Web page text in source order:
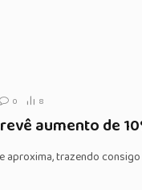
0 8
aumento de
aproxima, trazendo